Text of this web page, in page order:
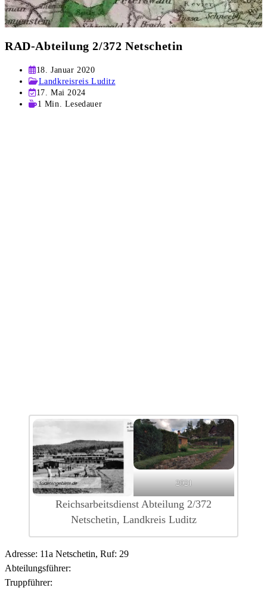
RAD-Abteilung 2/372 Netschetin
Beitrag
veröffentlicht:
18. Januar 2020
Beitrags-
Kategorie:
Landkreisreis Luditz
Beitrag
zuletzt
17. Mai 2024
Lesedauer:
1 Min. Lesedauer
2021
Reichsarbeitsdienst Abteilung 2/372
Netschetin, Landkreis Luditz
Adresse: 11a Netschetin, Ruf: 29
Abteilungsführer:
Truppführer: